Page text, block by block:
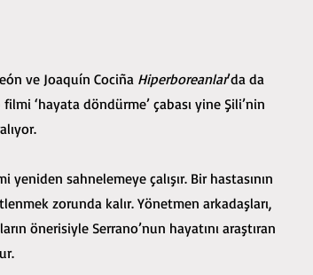
ve Joaquín Cociña Hiperboreanlar’da da
‘hayata döndürme’ çabası yine Şili’nin
sahnelemeye çalışır. Bir hastasının
zorunda kalır. Yönetmen arkadaşları,
önerisiyle Serrano’nun hayatını araştıran